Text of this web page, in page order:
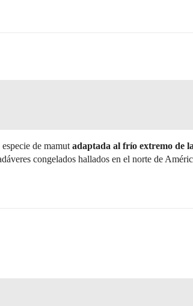
de mamutadaptada al frío extremo de
congelados hallados en el norte de